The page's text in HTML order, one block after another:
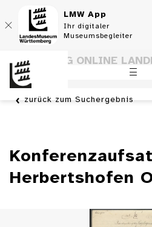
LMW App
Ihr digitaler
Museumsbegleiter
SAMMLUNG ONLINE
WÜRTTEMBERG
zurück zum Suchergebnis
Herbertshofen